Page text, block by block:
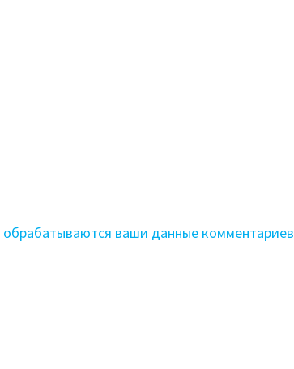
обрабатываются ваши данные комментариев